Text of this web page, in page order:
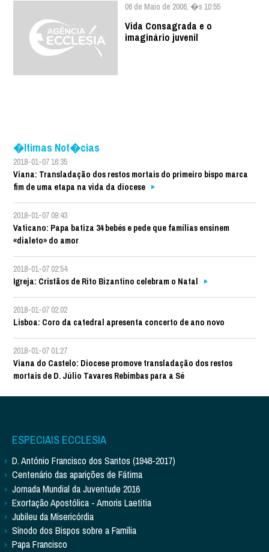
06 de Maio de 2006, �s 10:55
Vida Consagrada e o
imaginário juvenil
�ltimas Not�cias
2018-01-07 16:35
Viana: Transladação dos restos mortais do primeiro bispo marca
fim de uma etapa na vida da diocese
2018-01-07 09:43
Vaticano: Papa batiza 34 bebés e pede que famílias ensinem
«dialeto» do amor
2018-01-07 02:54
Igreja: Cristãos de Rito Bizantino celebram o Natal
2018-01-07 02:02
Lisboa: Coro da catedral apresenta concerto de ano novo
2018-01-07 01:27
Viana do Castelo: Diocese promove transladação dos restos
mortais de D. Júlio Tavares Rebimbas para a Sé
ESPECIAIS ECCLESIA
D. António Francisco dos Santos (1948-2017)
Centenário das aparições de Fátima
Jornada Mundial da Juventude 2016
Exortação Apostólica - Amoris Laetitia
Jubileu da Misericórdia
Sínodo dos Bispos sobre a Família
Papa Francisco